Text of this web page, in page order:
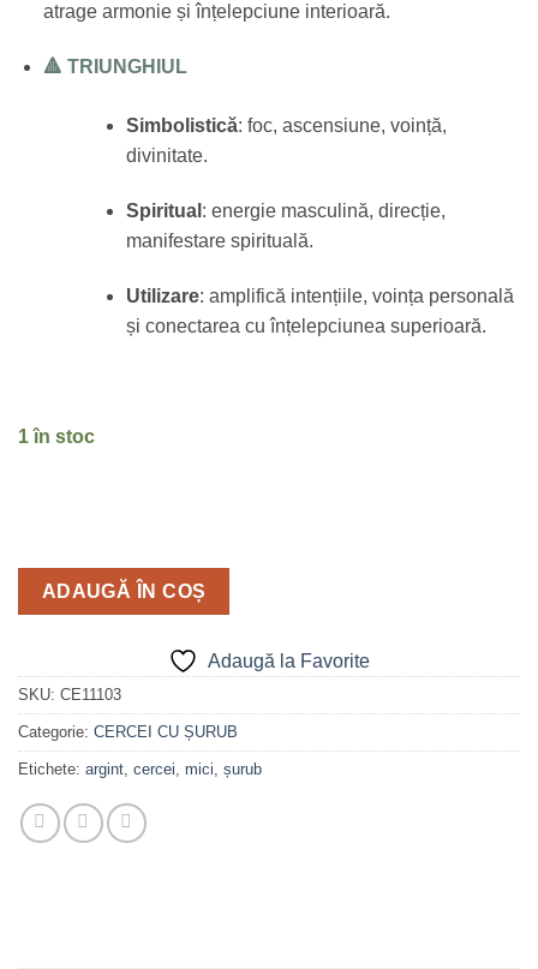
atrage armonie și înțelepciune interioară.
🔺 TRIUNGHIUL
Simbolistică: foc, ascensiune, voință,
divinitate.
Spiritual : energie masculină, direcție,
manifestare spirituală.
Utilizare: amplifică intențiile, voința personală
și conectarea cu înțelepciunea superioară.
1 în stoc
ADAUGĂ ÎN COȘ
Adaugă la Favorite
SKU: CE11103
Categorie: CERCEI CU ȘURUB
Etichete: argint cercei mici șurub